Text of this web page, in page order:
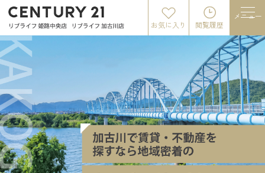
お気に入り 閲覧履歴
メニュー